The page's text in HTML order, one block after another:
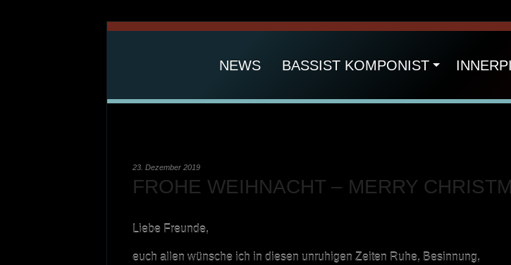
NEWS BASSIST KOMPONIST
23. Dezember 2019
FROHE WEIHNACHT – MERRY
Liebe Freunde,
euch allen wünsche ich in diesen unruhigen Zeiten Ruhe, Besinnung,